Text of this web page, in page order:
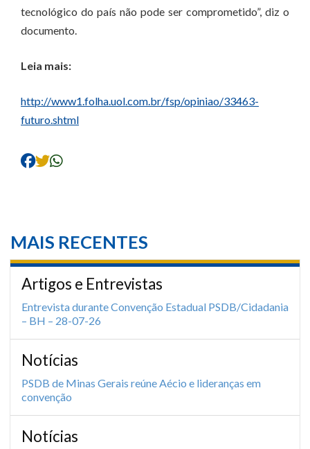
tecnológico do país não pode ser comprometido”, diz o
documento.
Leia mais:
http://www1.folha.uol.com.br/fsp/opiniao/33463-
futuro.shtml
MAIS RECENTES
Artigos e Entrevistas
Entrevista durante Convenção Estadual PSDB/Cidadania
– BH – 28-07-26
Notícias
PSDB de Minas Gerais reúne Aécio e lideranças em
convenção
Notícias